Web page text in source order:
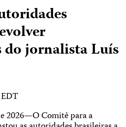
do jornalista Luís
2026—O Comitê para a